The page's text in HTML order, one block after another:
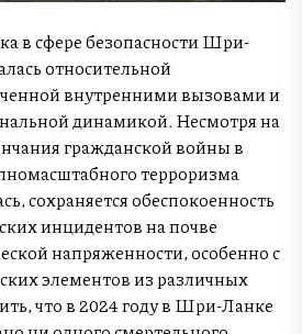
в сфере безопасности Шри-
относительной
внутренними вызовами и
динамикой. Несмотря на
гражданской войны в
терроризма
сохраняется обеспокоенность
инцидентов на почве
напряженности, особенно с
элементов из различных
что в 2024 году в Шри-Ланке